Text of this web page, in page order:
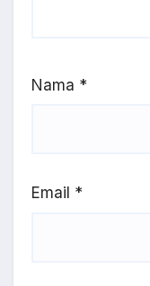
Nama *
Email *